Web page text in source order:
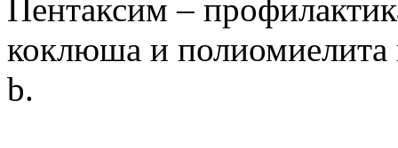
Пентаксим –
коклюша и
b.